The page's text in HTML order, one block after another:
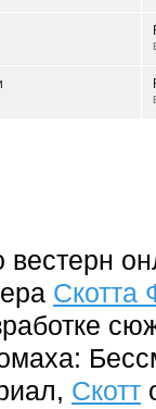
Скотта
Скотт